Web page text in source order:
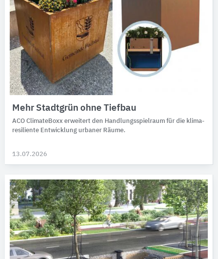
Mehr Stadtgrün ohne Tiefbau
ACO ClimateBoxx er­weitert den Hand­lungs­spiel­raum für die klima­
resiliente Ent­wick­lung urbaner Räume.
13.07.2026